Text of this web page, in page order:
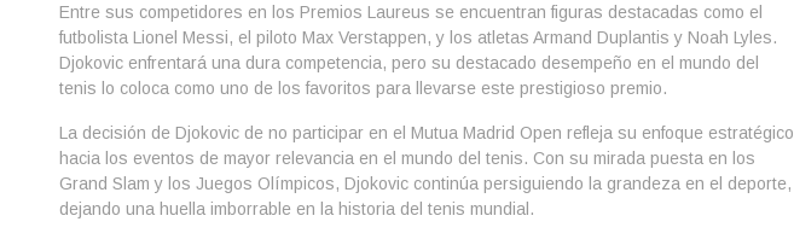
Entre sus competidores en los Premios Laureus se encuentran figuras destacadas como el
futbolista Lionel Messi, el piloto Max Verstappen, y los atletas Armand Duplantis y Noah Lyles.
Djokovic enfrentará una dura competencia, pero su destacado desempeño en el mundo del
tenis lo coloca como uno de los favoritos para llevarse este prestigioso premio.
La decisión de Djokovic de no participar en el Mutua Madrid Open refleja su enfoque estratégico
hacia los eventos de mayor relevancia en el mundo del tenis. Con su mirada puesta en los
Grand Slam y los Juegos Olímpicos, Djokovic continúa persiguiendo la grandeza en el deporte,
dejando una huella imborrable en la historia del tenis mundial.